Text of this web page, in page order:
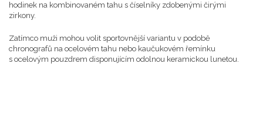
hodinek na kombinovaném tahu s číselníky zdobenými čirými
zirkony.
Zatímco muži mohou volit sportovnější variantu v podobě
chronografů na ocelovém tahu nebo kaučukovém řemínku
s ocelovým pouzdrem disponujícím odolnou keramickou lunetou.